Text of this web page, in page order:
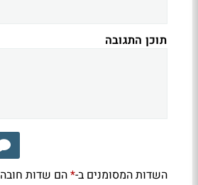
תוכן התגובה
השדות המסומנים ב-*הם שדות חובה